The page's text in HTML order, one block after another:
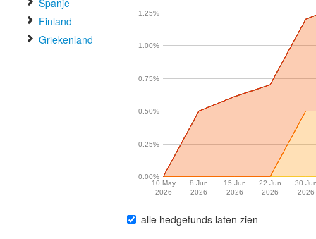
Spanje
Finland
Griekenland
10 May
2026
8 Jun
2026
15 Jun
2026
22 Jun
2026
30
2026
0.00%
0.25%
0.50%
0.75%
1.00%
1.25%
alle hedgefunds laten zien